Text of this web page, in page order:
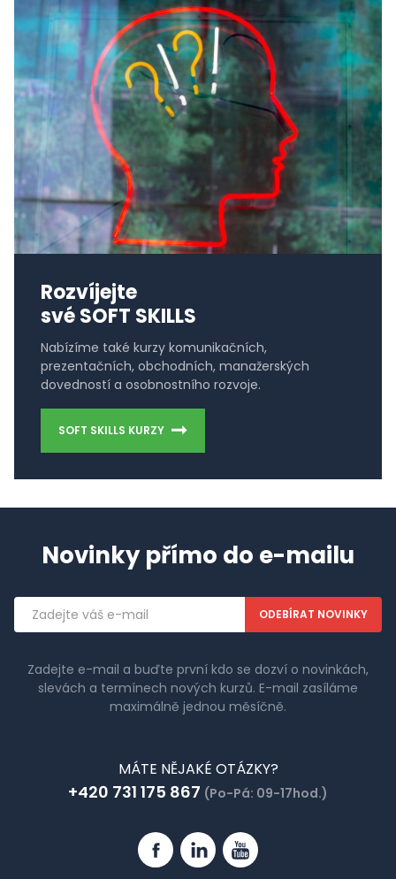
Rozvíjejte
své SOFT SKILLS
Nabízíme také kurzy komunikačních,
prezentačních, obchodních, manažerských
dovedností a osobnostního rozvoje.
SOFT SKILLS KURZY
Novinky přímo do e-mailu
Emailová
adresa
Zadejte e-mail a buďte první kdo se dozví o novinkách,
slevách a termínech nových kurzů. E-mail zasíláme
maximálně jednou měsíčně.
MÁTE NĚJAKÉ OTÁZKY?
+420 731 175 867 (Po-Pá: 09-17hod.)
FacebookLinkedinYouTube